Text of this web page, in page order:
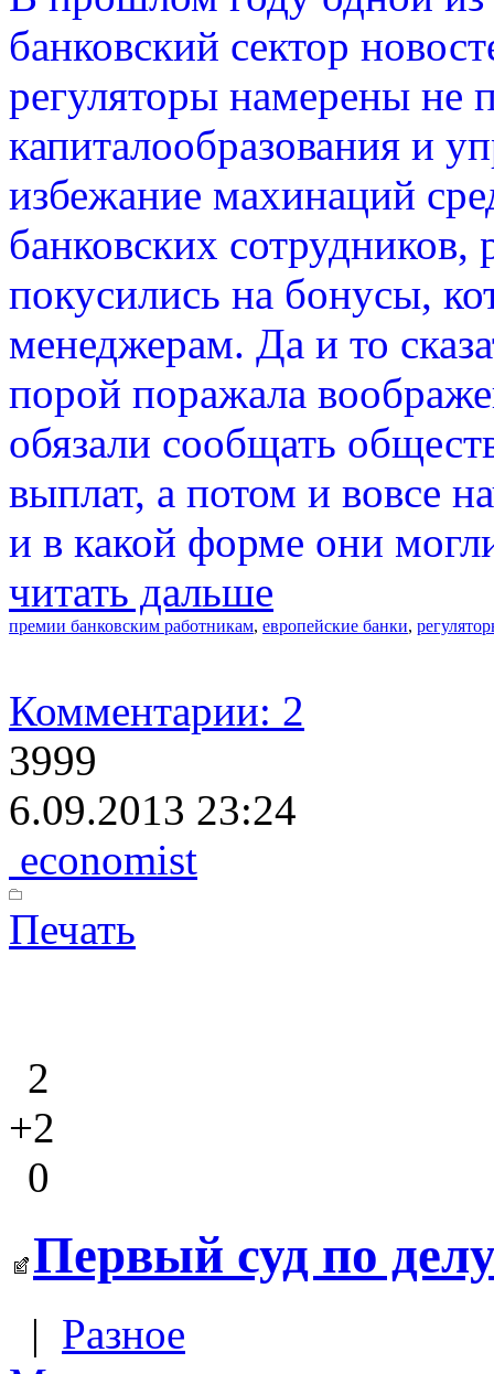
банковский сектор
регуляторы намерены не
капиталообразования и
избежание махинаций
банковских
покусились на бонусы,
менеджерам. Да и то
порой поражала
обязали сообщать
выплат, а потом и вовсе
и в какой форме они
читать дальше
премии банковским работникам, европейские банки,
Комментарии: 2
3999
6.09.2013 23:24
economist
Печать
2
+2
0
Первый суд по
| Разное